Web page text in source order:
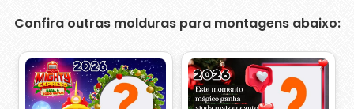
Confira outras molduras para montagens abaixo: